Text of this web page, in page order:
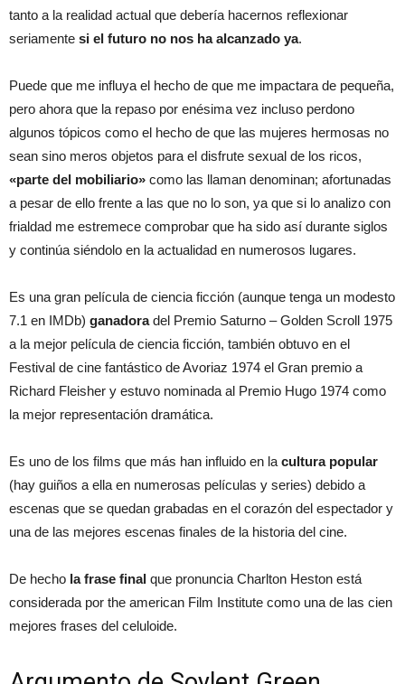
tanto a la realidad actual que debería hacernos reflexionar
seriamente si el futuro no nos ha alcanzado ya.
Puede que me influya el hecho de que me impactara de pequeña,
pero ahora que la repaso por enésima vez incluso perdono
algunos tópicos como el hecho de que las mujeres hermosas no
sean sino meros objetos para el disfrute sexual de los ricos,
«parte del mobiliario» como las llaman denominan; afortunadas
a pesar de ello frente a las que no lo son, ya que si lo analizo con
frialdad me estremece comprobar que ha sido así durante siglos
y continúa siéndolo en la actualidad en numerosos lugares.
Es una gran película de ciencia ficción (aunque tenga un modesto
7.1 en IMDb) ganadoradel Premio Saturno – Golden Scroll 1975
a la mejor película de ciencia ficción, también obtuvo en el
Festival de cine fantástico de Avoriaz 1974 el Gran premio a
Richard Fleisher y estuvo nominada al Premio Hugo 1974 como
la mejor representación dramática.
Es uno de los films que más han influido en la cultura popular
(hay guiños a ella en numerosas películas y series) debido a
escenas que se quedan grabadas en el corazón del espectador y
una de las mejores escenas finales de la historia del cine.
De hecho la frase final que pronuncia Charlton Heston está
considerada por the american Film Institute como una de las cien
mejores frases del celuloide.